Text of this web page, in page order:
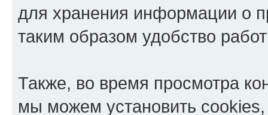
для хранения информации о
таким образом удобство
Также, во время просмотра
мы можем установить